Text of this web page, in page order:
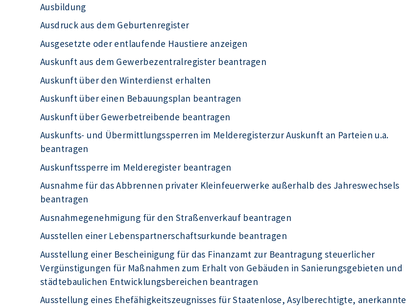
Ausbildung
Ausdruck aus dem Geburtenregister
Ausgesetzte oder entlaufende Haustiere anzeigen
Auskunft aus dem Gewerbezentralregister beantragen
Auskunft über den Winterdienst erhalten
Auskunft über einen Bebauungsplan beantragen
Auskunft über Gewerbetreibende beantragen
Auskunfts- und Übermittlungssperren im Melderegisterzur Auskunft an Parteien u.a.
beantragen
Auskunftssperre im Melderegister beantragen
Ausnahme für das Abbrennen privater Kleinfeuerwerke außerhalb des Jahreswechsels
beantragen
Ausnahmegenehmigung für den Straßenverkauf beantragen
Ausstellen einer Lebenspartnerschaftsurkunde beantragen
Ausstellung einer Bescheinigung für das Finanzamt zur Beantragung steuerlicher
Vergünstigungen für Maßnahmen zum Erhalt von Gebäuden in Sanierungsgebieten und
städtebaulichen Entwicklungsbereichen beantragen
Ausstellung eines Ehefähigkeitszeugnisses für Staatenlose, Asylberechtigte, anerkannte